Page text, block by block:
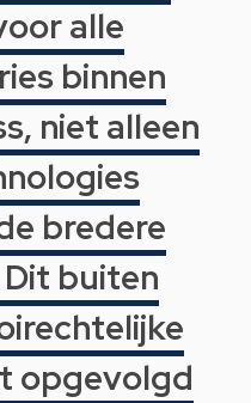
alle
binnen
niet alleen
bredere
buiten
opgevolgd